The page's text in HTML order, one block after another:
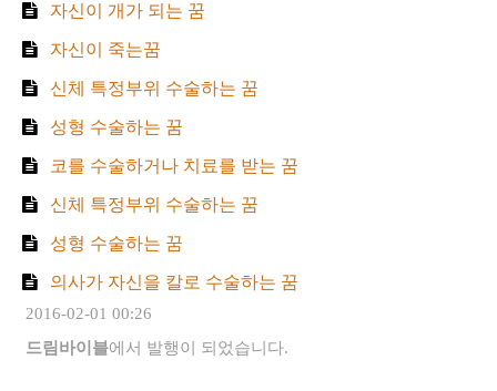
자신이 개가 되는 꿈
자신이 죽는꿈
신체 특정부위 수술하는 꿈
성형 수술하는 꿈
코를 수술하거나 치료를 받는 꿈
신체 특정부위 수술하는 꿈
성형 수술하는 꿈
의사가 자신을 칼로 수술하는 꿈
2016-02-01 00:26
드림바이블에서 발행이 되었습니다.